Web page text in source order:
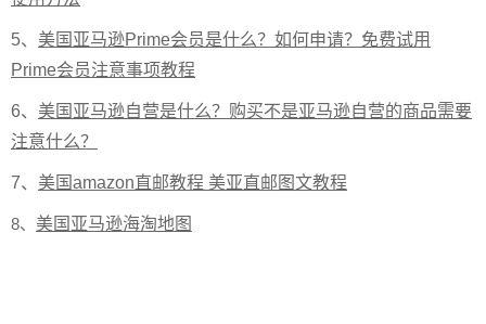
5、 美国亚马逊Prime会员是什么？如何申请？免费试用
Prime会员注意事项教程
6、 美国亚马逊自营是什么？购买不是亚马逊自营的商品需要
注意什么？
7、 美国amazon直邮教程 美亚直邮图文教程
8、 美国亚马逊海淘地图